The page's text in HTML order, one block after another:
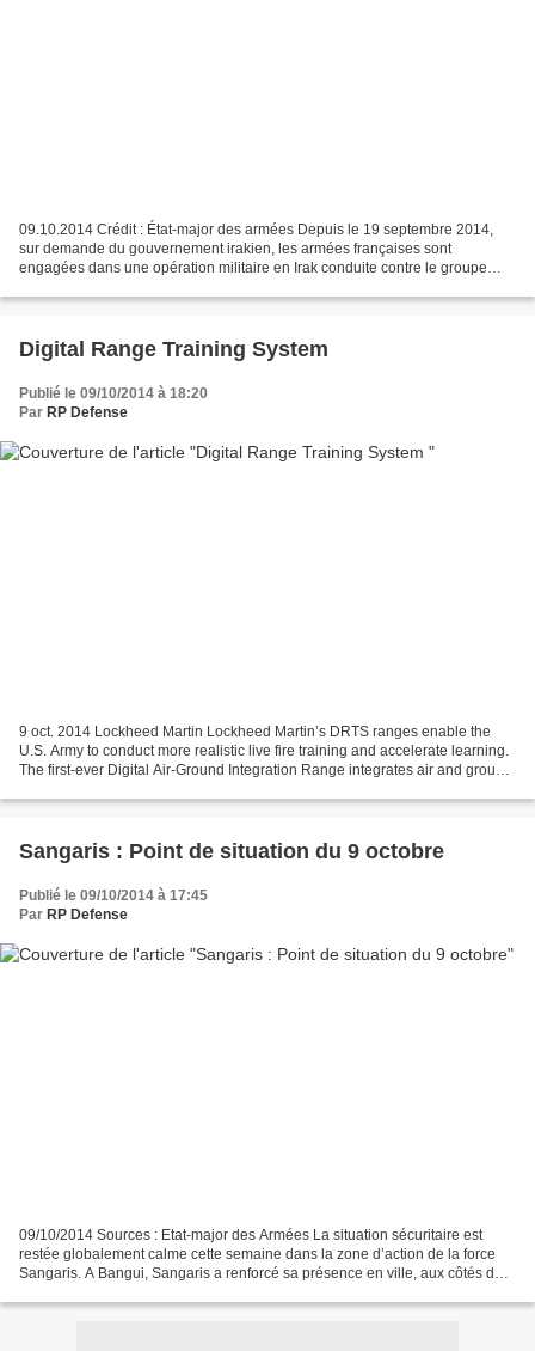
09.10.2014 Crédit : État-major des armées Depuis le 19 septembre 2014,
sur demande du gouvernement irakien, les armées françaises sont
engagées dans une opération militaire en Irak conduite contre le groupe
Digital Range Training System
Publié le 09/10/2014 à 18:20
Par RP Defense
9 oct. 2014 Lockheed Martin Lockheed Martin’s DRTS ranges enable the
U.S. Army to conduct more realistic live fire training and accelerate learning.
The first-ever Digital Air-Ground Integration Range integrates air and ground
Sangaris : Point de situation du 9 octobre
Publié le 09/10/2014 à 17:45
Par RP Defense
09/10/2014 Sources : Etat-major des Armées La situation sécuritaire est
restée globalement calme cette semaine dans la zone d’action de la force
Sangaris. A Bangui, Sangaris a renforcé sa présence en ville, aux côtés des